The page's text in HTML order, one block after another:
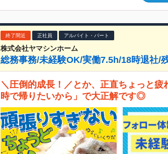
終了間近 正社員 アルバイト・パート
株式会社ヤマシンホーム
総務事務/未経験OK/実働7.5h/18時退社/
＼圧倒的成長！／とか、正直ちょっと
時で帰りたいから」で大正解です◎